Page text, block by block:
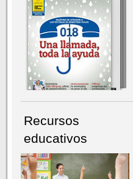
Recursos
educativos